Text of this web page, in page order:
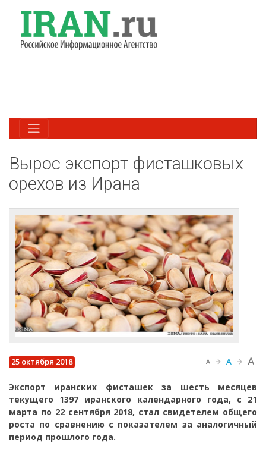
Вырос экспорт фисташковых
орехов из Ирана
25 октября 2018 A A A
Экспорт иранских фисташек за шесть месяцев
текущего 1397 иранского календарного года, с 21
марта по 22 сентября 2018, стал свидетелем общего
роста по сравнению с показателем за аналогичный
период прошлого года.